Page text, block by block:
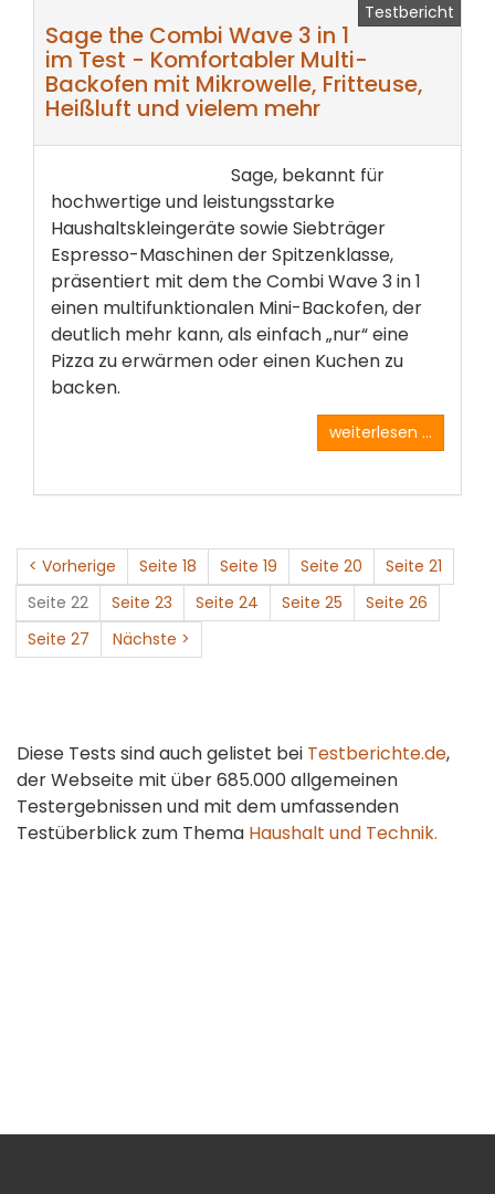
Testbericht
Sage the Combi Wave 3 in 1
im Test - Komfortabler Multi-
Backofen mit Mikrowelle, Fritteuse,
Heißluft und vielem mehr
Sage, bekannt für
hochwertige und leistungsstarke
Haushaltskleingeräte sowie Siebträger
Espresso-Maschinen der Spitzenklasse,
präsentiert mit dem the Combi Wave 3 in 1
einen multifunktionalen Mini-Backofen, der
deutlich mehr kann, als einfach „nur“ eine
Pizza zu erwärmen oder einen Kuchen zu
backen.
weiterlesen ...
< Vorherige Seite 18 Seite 19 Seite 20
Seite 21
Seite 22
Seite 23 Seite 24 Seite 25
Seite 26
Seite 27
Nächste >
Diese Tests sind auch gelistet bei Testberichte.de,
der Webseite mit über 685.000 allgemeinen
Testergebnissen und mit dem umfassenden
Testüberblick zum Thema Haushalt und Technik.